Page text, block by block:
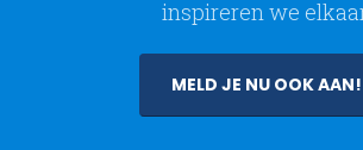
inspireren we
MELD JE NU OOK AAN!